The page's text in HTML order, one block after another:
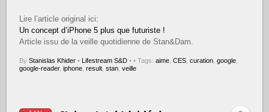
Lire l’article original ici:
Un concept d’iPhone 5 plus que futuriste !
Article issu de la veille quotidienne de Stan&Dam.
ByStanislas Khider • Lifestream S&D • • Tags:aime ,CES ,curation ,google
google-reader,iphone ,result ,stan ,veille